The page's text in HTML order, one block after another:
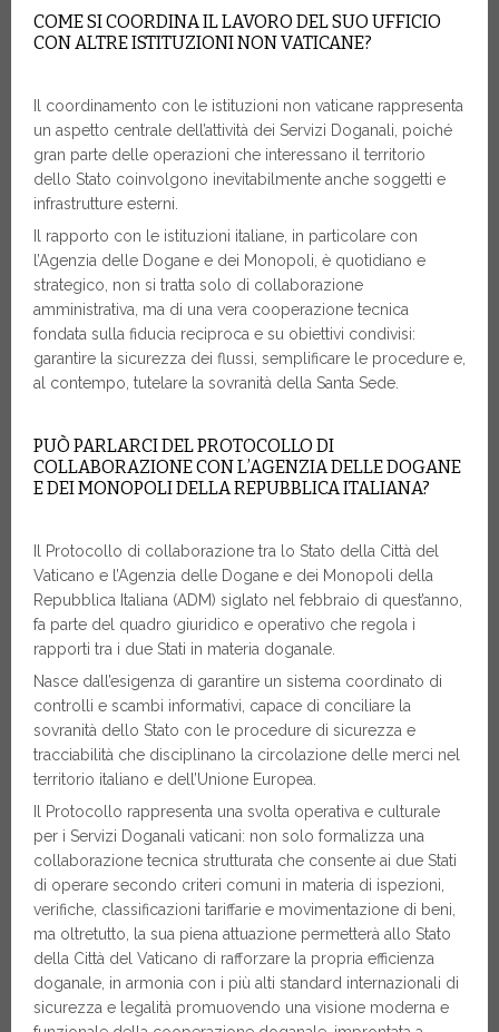
COME SI COORDINA IL LAVORO DEL SUO UFFICIO
CON ALTRE ISTITUZIONI NON VATICANE?
Il coordinamento con le istituzioni non vaticane rappresenta
un aspetto centrale dell’attività dei Servizi Doganali, poiché
gran parte delle operazioni che interessano il territorio
dello Stato coinvolgono inevitabilmente anche soggetti e
infrastrutture esterni.
Il rapporto con le istituzioni italiane, in particolare con
l’Agenzia delle Dogane e dei Monopoli, è quotidiano e
strategico, non si tratta solo di collaborazione
amministrativa, ma di una vera cooperazione tecnica
fondata sulla fiducia reciproca e su obiettivi condivisi:
garantire la sicurezza dei flussi, semplificare le procedure e,
al contempo, tutelare la sovranità della Santa Sede.
PUÒ PARLARCI DEL PROTOCOLLO DI
COLLABORAZIONE CON L’AGENZIA DELLE DOGANE
E DEI MONOPOLI DELLA REPUBBLICA ITALIANA?
Il Protocollo di collaborazione tra lo Stato della Città del
Vaticano e l’Agenzia delle Dogane e dei Monopoli della
Repubblica Italiana (ADM) siglato nel febbraio di quest’anno,
fa parte del quadro giuridico e operativo che regola i
rapporti tra i due Stati in materia doganale.
Nasce dall’esigenza di garantire un sistema coordinato di
controlli e scambi informativi, capace di conciliare la
sovranità dello Stato con le procedure di sicurezza e
tracciabilità che disciplinano la circolazione delle merci nel
territorio italiano e dell’Unione Europea.
Il Protocollo rappresenta una svolta operativa e culturale
per i Servizi Doganali vaticani: non solo formalizza una
collaborazione tecnica strutturata che consente ai due Stati
di operare secondo criteri comuni in materia di ispezioni,
verifiche, classificazioni tariffarie e movimentazione di beni,
ma oltretutto, la sua piena attuazione permetterà allo Stato
della Città del Vaticano di rafforzare la propria efficienza
doganale, in armonia con i più alti standard internazionali di
sicurezza e legalità promuovendo una visione moderna e